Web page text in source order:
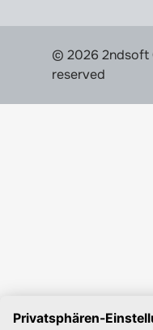
© 2026 2ndsoft
reserved